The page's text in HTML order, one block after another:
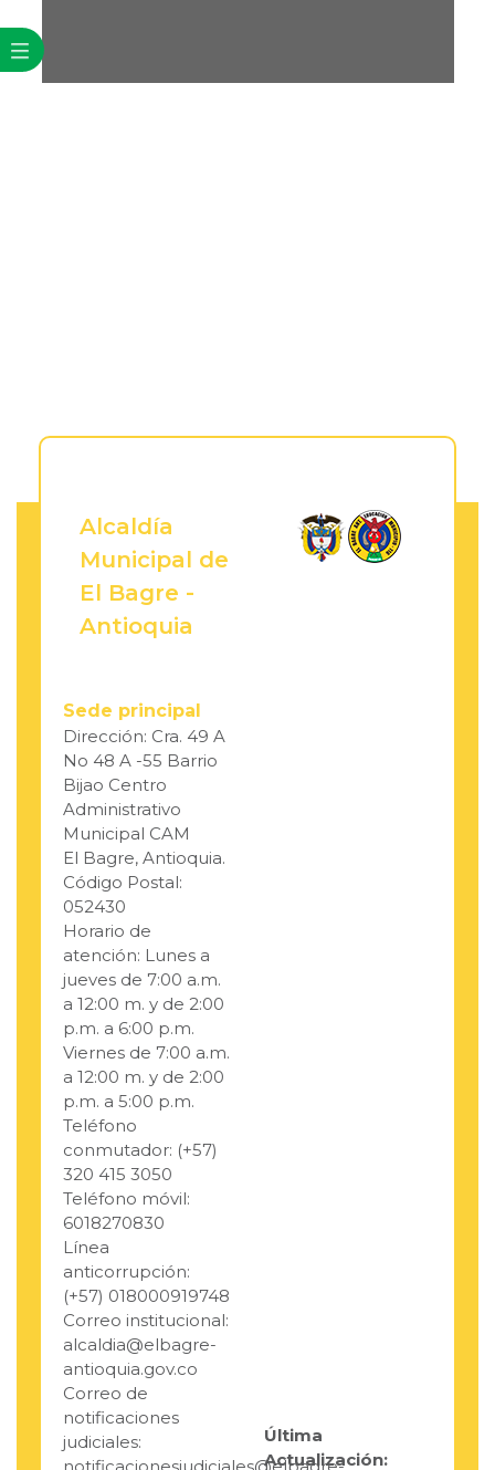
Alcaldía
Municipal de
El Bagre -
Antioquia
Sede principal
Dirección: Cra. 49 A
No 48 A -55 Barrio
Bijao Centro
Administrativo
Municipal CAM
El Bagre, Antioquia.
Código Postal:
052430
Horario de
atención: Lunes a
jueves de 7:00 a.m.
a 12:00 m. y de 2:00
p.m. a 6:00 p.m.
Viernes de 7:00 a.m.
a 12:00 m. y de 2:00
p.m. a 5:00 p.m.
Teléfono
conmutador: (+57)
320 415 3050
Teléfono móvil:
6018270830
Línea
anticorrupción:
(+57) 018000919748
Correo institucional:
alcaldia@elbagre-
antioquia.gov.co
Correo de
notificaciones
judiciales:
Última
Actualización: